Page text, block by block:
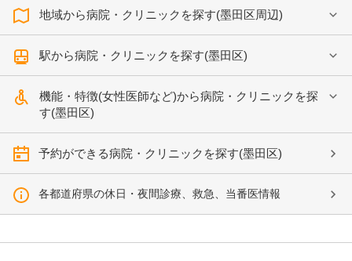
地域から病院・クリニックを探す(墨田区周辺)
駅から病院・クリニックを探す(墨田区)
機能・特徴(女性医師など)から病院・クリニックを探
す(墨田区)
予約ができる病院・クリニックを探す(墨田区)
各都道府県の休日・夜間診療、救急、当番医情報